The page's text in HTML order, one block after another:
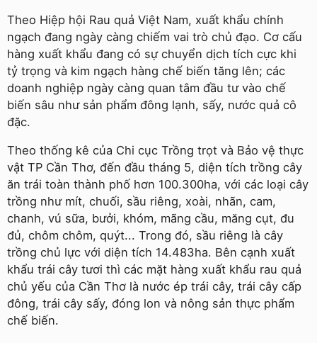
Theo Hiệp hội Rau quả Việt Nam, xuất khẩu chính
ngạch đang ngày càng chiếm vai trò chủ đạo. Cơ cấu
hàng xuất khẩu đang có sự chuyển dịch tích cực khi
tỷ trọng và kim ngạch hàng chế biến tăng lên; các
doanh nghiệp ngày càng quan tâm đầu tư vào chế
biến sâu như sản phẩm đông lạnh, sấy, nước quả cô
đặc.
Theo thống kê của Chi cục Trồng trọt và Bảo vệ thực
vật TP Cần Thơ, đến đầu tháng 5, diện tích trồng cây
ăn trái toàn thành phố hơn 100.300ha, với các loại cây
trồng như mít, chuối, sầu riêng, xoài, nhãn, cam,
chanh, vú sữa, bưởi, khóm, mãng cầu, măng cụt, đu
đủ, chôm chôm, quýt... Trong đó, sầu riêng là cây
trồng chủ lực với diện tích 14.483ha. Bên cạnh xuất
khẩu trái cây tươi thì các mặt hàng xuất khẩu rau quả
chủ yếu của Cần Thơ là nước ép trái cây, trái cây cấp
đông, trái cây sấy, đóng lon và nông sản thực phẩm
chế biến.